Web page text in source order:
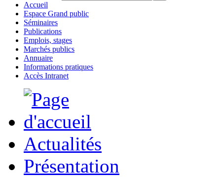
Accueil
Espace Grand public
Séminaires
Publications
Emplois, stages
Marchés publics
Annuaire
Informations pratiques
Accès Intranet
Actualités
Présentation